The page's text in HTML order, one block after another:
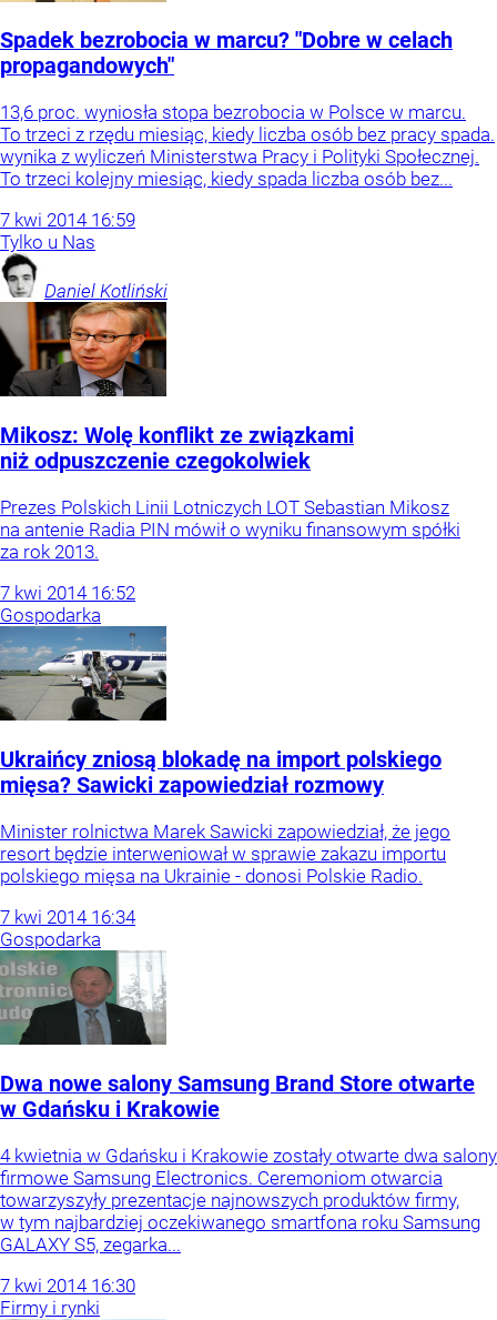
Spadek bezrobocia w marcu? "Dobre w celach
propagandowych"
13,6 proc. wyniosła stopa bezrobocia w Polsce w marcu.
To trzeci z rzędu miesiąc, kiedy liczba osób bez pracy spada.
wynika z wyliczeń Ministerstwa Pracy i Polityki Społecznej.
To trzeci kolejny miesiąc, kiedy spada liczba osób bez...
7 kwi 2014 16:59
Tylko u Nas
Daniel Kotliński
Mikosz: Wolę konflikt ze związkami
niż odpuszczenie czegokolwiek
Prezes Polskich Linii Lotniczych LOT Sebastian Mikosz
na antenie Radia PIN mówił o wyniku finansowym spółki
za rok 2013.
7 kwi 2014 16:52
Gospodarka
Ukraińcy zniosą blokadę na import polskiego
mięsa? Sawicki zapowiedział rozmowy
Minister rolnictwa Marek Sawicki zapowiedział, że jego
resort będzie interweniował w sprawie zakazu importu
polskiego mięsa na Ukrainie - donosi Polskie Radio.
7 kwi 2014 16:34
Gospodarka
Dwa nowe salony Samsung Brand Store otwarte
w Gdańsku i Krakowie
4 kwietnia w Gdańsku i Krakowie zostały otwarte dwa salony
firmowe Samsung Electronics. Ceremoniom otwarcia
towarzyszyły prezentacje najnowszych produktów firmy,
w tym najbardziej oczekiwanego smartfona roku Samsung
GALAXY S5, zegarka...
7 kwi 2014 16:30
Firmy i rynki